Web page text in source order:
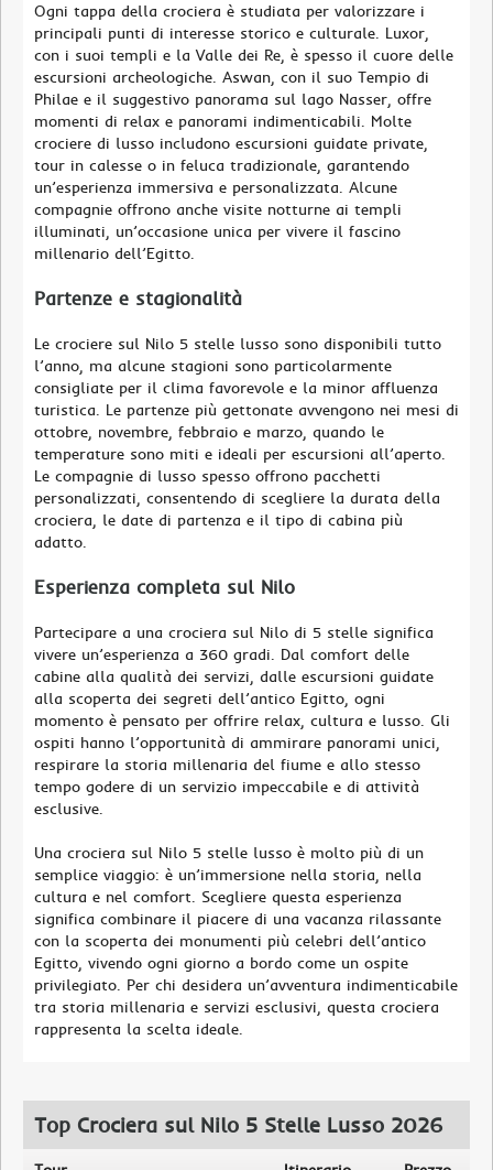
Ogni tappa della crociera è studiata per valorizzare i
principali punti di interesse storico e culturale. Luxor,
con i suoi templi e la Valle dei Re, è spesso il cuore delle
escursioni archeologiche. Aswan, con il suo Tempio di
Philae e il suggestivo panorama sul lago Nasser, offre
momenti di relax e panorami indimenticabili. Molte
crociere di lusso includono escursioni guidate private,
tour in calesse o in feluca tradizionale, garantendo
un’esperienza immersiva e personalizzata. Alcune
compagnie offrono anche visite notturne ai templi
illuminati, un’occasione unica per vivere il fascino
millenario dell’Egitto.
Partenze e stagionalità
Le crociere sul Nilo 5 stelle lusso sono disponibili tutto
l’anno, ma alcune stagioni sono particolarmente
consigliate per il clima favorevole e la minor affluenza
turistica. Le partenze più gettonate avvengono nei mesi di
ottobre, novembre, febbraio e marzo, quando le
temperature sono miti e ideali per escursioni all’aperto.
Le compagnie di lusso spesso offrono pacchetti
personalizzati, consentendo di scegliere la durata della
crociera, le date di partenza e il tipo di cabina più
adatto.
Esperienza completa sul Nilo
Partecipare a una crociera sul Nilo di 5 stelle significa
vivere un’esperienza a 360 gradi. Dal comfort delle
cabine alla qualità dei servizi, dalle escursioni guidate
alla scoperta dei segreti dell’antico Egitto, ogni
momento è pensato per offrire relax, cultura e lusso. Gli
ospiti hanno l’opportunità di ammirare panorami unici,
respirare la storia millenaria del fiume e allo stesso
tempo godere di un servizio impeccabile e di attività
esclusive.
Una crociera sul Nilo 5 stelle lusso è molto più di un
semplice viaggio: è un’immersione nella storia, nella
cultura e nel comfort. Scegliere questa esperienza
significa combinare il piacere di una vacanza rilassante
con la scoperta dei monumenti più celebri dell’antico
Egitto, vivendo ogni giorno a bordo come un ospite
privilegiato. Per chi desidera un’avventura indimenticabile
tra storia millenaria e servizi esclusivi, questa crociera
rappresenta la scelta ideale.
Top Crociera sul Nilo 5 Stelle Lusso 2026